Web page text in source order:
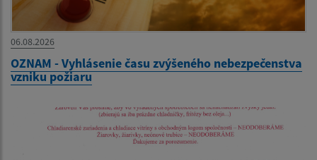
06.08.2026
OZNAM - Vyhlásenie času zvýšeného nebezpečenstva
vzniku požiaru